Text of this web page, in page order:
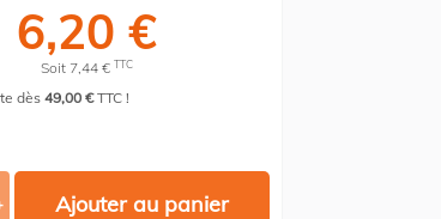
6,20 €
Soit 7,44 € TTC
dès49,00 €TTC !
Ajouter au panier